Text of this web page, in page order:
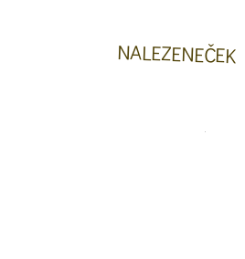
NALEZENEČEK